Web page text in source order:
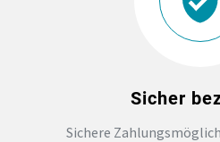
Sicher
Sichere